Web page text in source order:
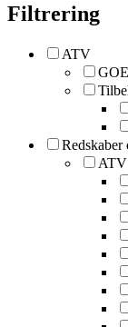
Filtrering
ATV
Redskaber